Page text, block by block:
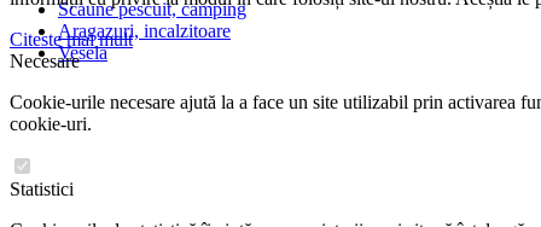
Scaune pescuit, camping
Aragazuri, incalzitoare
Vesela
Citeste mai mult
Necesare
Cookie-urile necesare ajută la a face un site utilizabil prin activarea
cookie-uri.
Statistici